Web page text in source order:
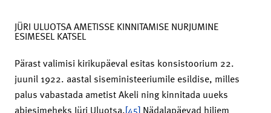
JÜRI ULUOTSA AMETISSE KINNITAMISE NURJUMINE
ESIMESEL KATSEL
Pärast valimisi kirikupäeval esitas konsistoorium 22.
juunil 1922. aastal siseministeeriumile esildise, milles
palus vabastada ametist Akeli ning kinnitada uueks
abiesimeheks Jüri Uluotsa.[45] Nädalapäevad hiljem